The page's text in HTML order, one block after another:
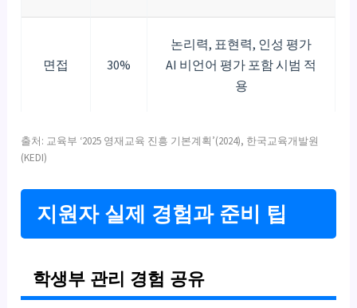
면접 30%
논리력, 표현력, 인성 평가
AI 비언어 평가 포함 시범 적
용
출처: 교육부 ‘2025 영재교육 진흥 기본계획’(2024), 한국교육개발원
(KEDI)
지원자 실제 경험과 준비 팁
학생부 관리 경험 공유